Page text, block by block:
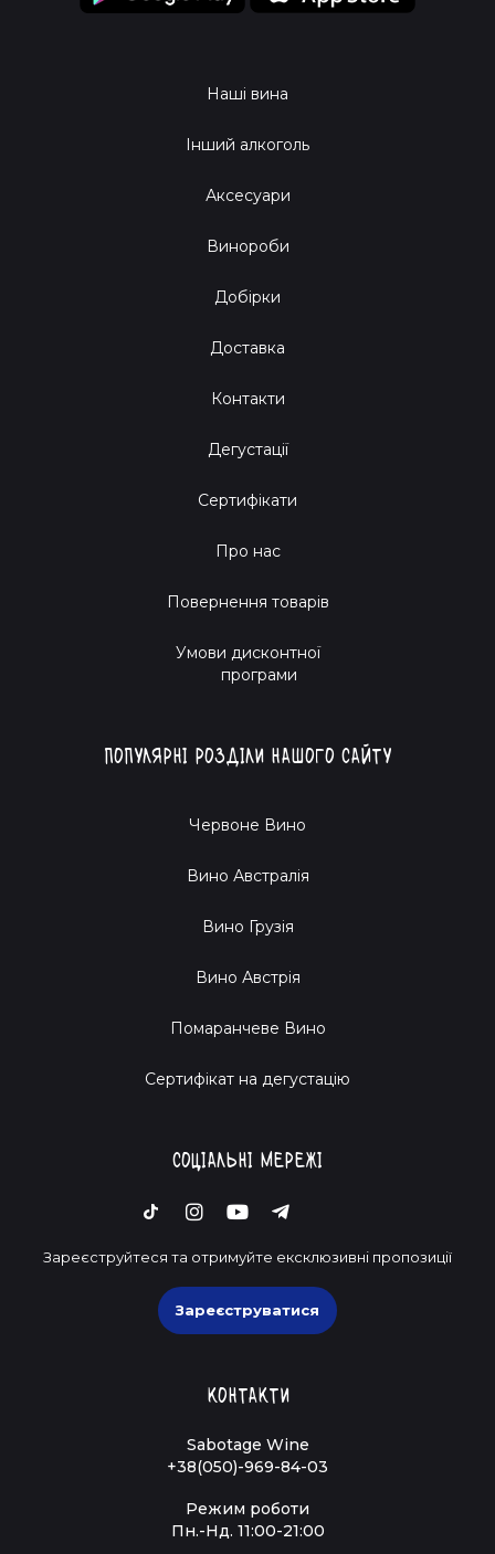
Наші вина
Інший алкоголь
Аксесуари
Винороби
Добірки
Доставка
Контакти
Дегустації
Сертифікати
Про нас
Повернення товарів
Умови дисконтної
програми
Популярні розділи нашого сайту
Червоне Вино
Вино Австралія
Вино Грузія
Вино Австрія
Помаранчеве Вино
Cертифікат на дегустацію
Соціальні мережі
Зареєструйтеся та отримуйте ексклюзивні пропозиції
Зареєструватися
Контакти
Sabotage Wine
+38(050)-969-84-03
Режим роботи
Пн.-Нд. 11:00-21:00